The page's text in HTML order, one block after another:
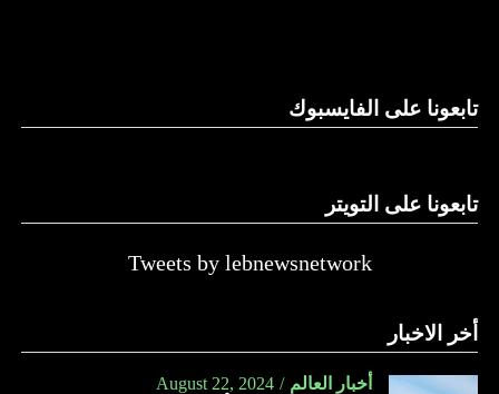
تابعونا على الفايسبوك
تابعونا على التويتر
Tweets by lebnewsnetwork
أخر الاخبار
أخبار العالم August 22, 2024